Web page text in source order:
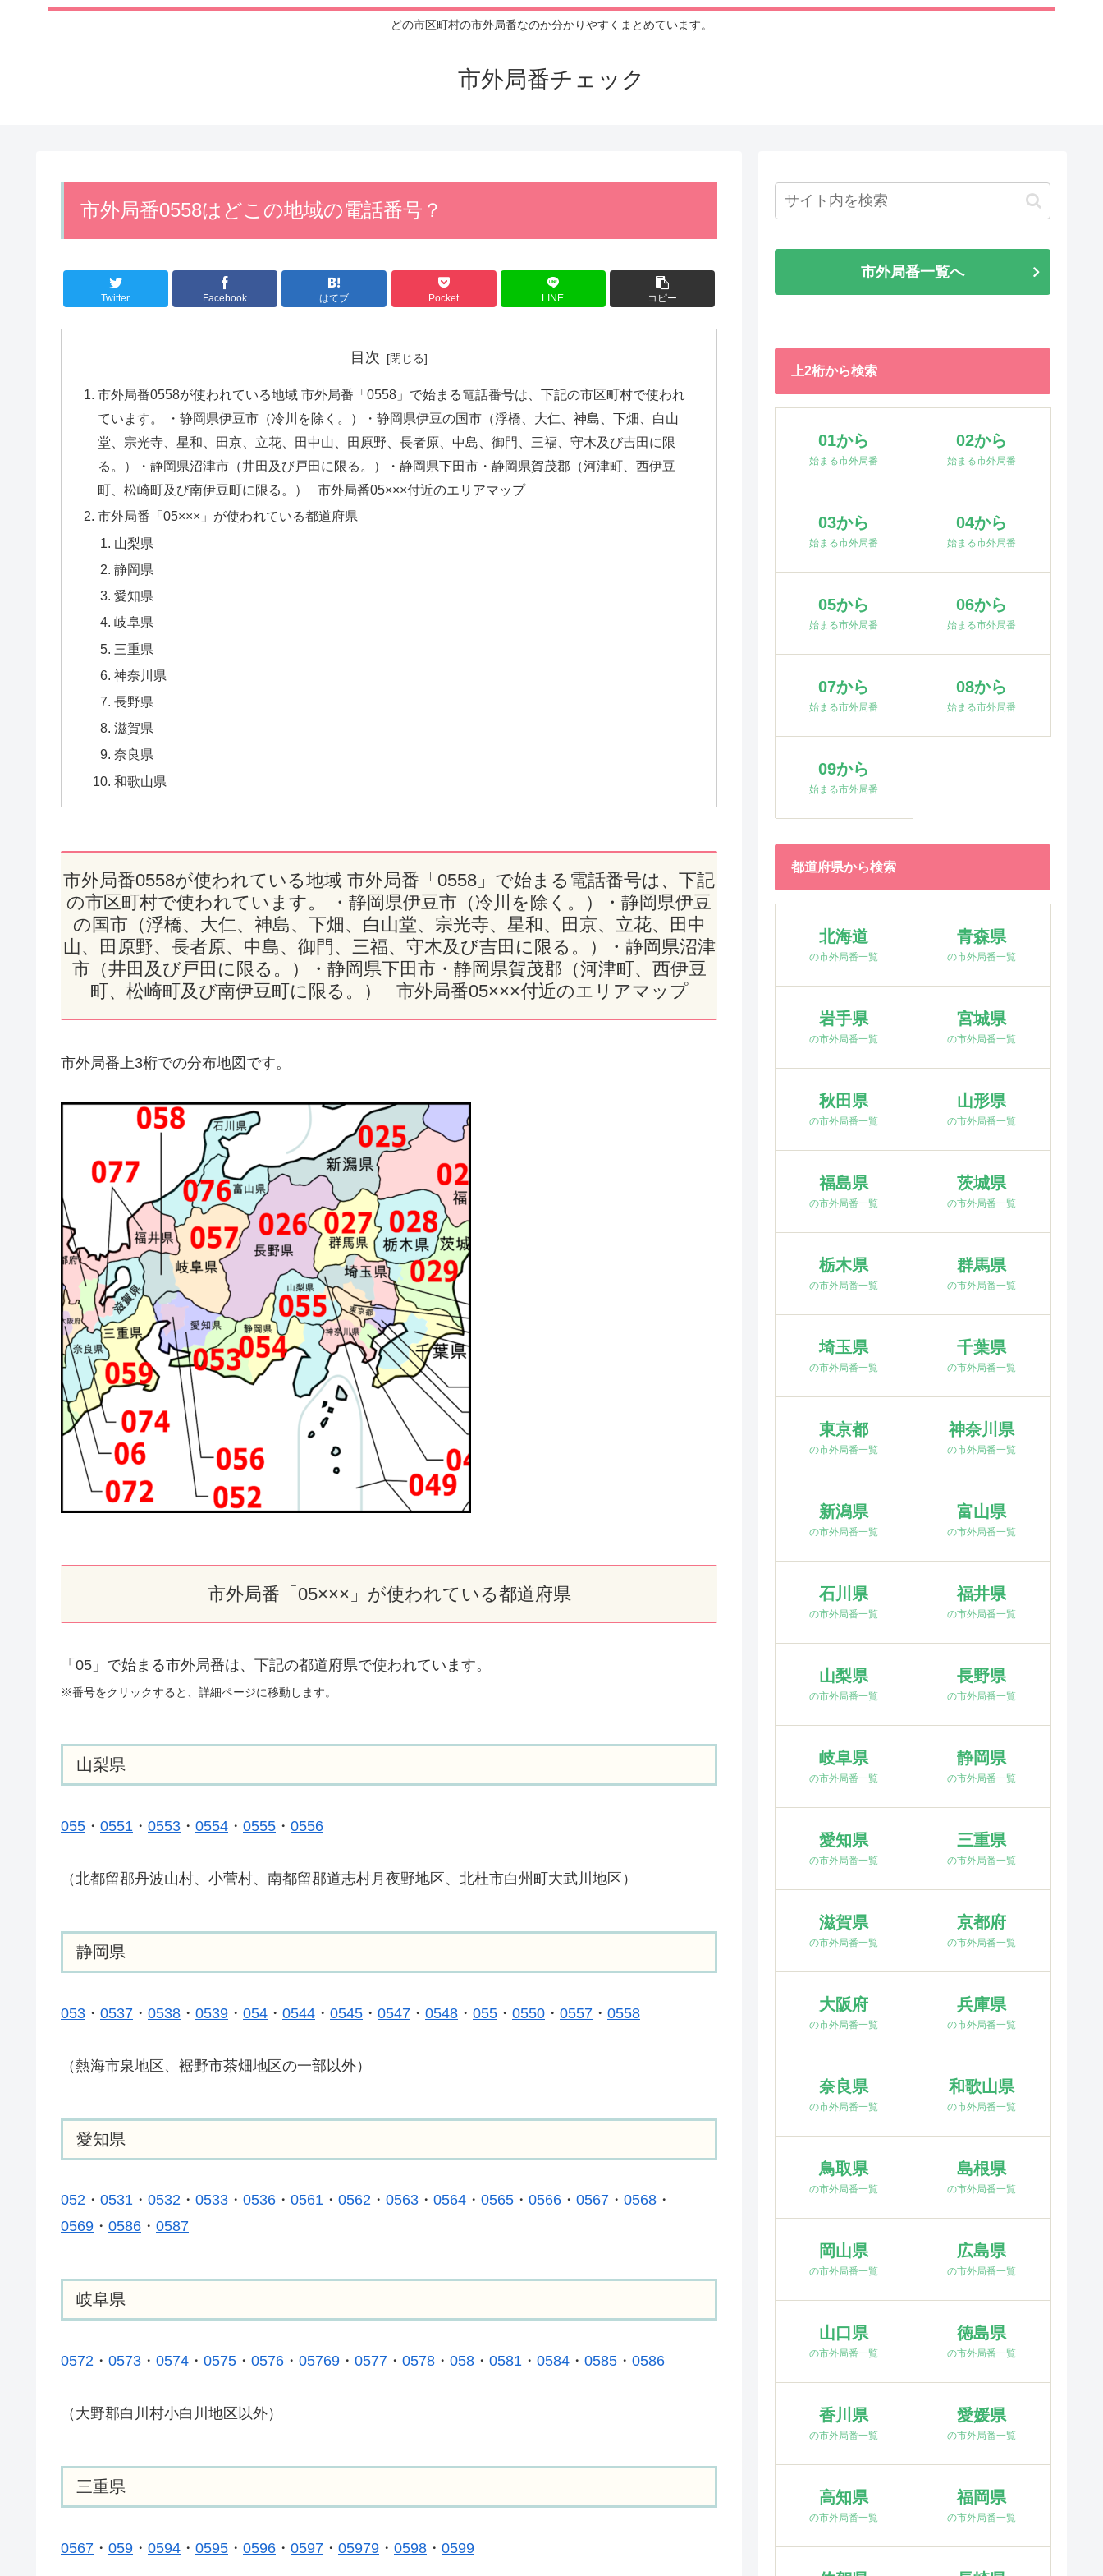
どの市区町村の市外局番なのか分かりやすくまとめています。
市外局番チェック
市外局番0558はどこの地域の電話番号？
Twitter Facebook はてブ Pocket LINE コピー
目次
市外局番0558が使われている地域 市外局番「0558」で始まる電話番号は、下記の市区町村で使われ
ています。 ・静岡県伊豆市（冷川を除く。）・静岡県伊豆の国市（浮橋、大仁、神島、下畑、白山
堂、宗光寺、星和、田京、立花、田中山、田原野、長者原、中島、御門、三福、守木及び吉田に限
る。）・静岡県沼津市（井田及び戸田に限る。）・静岡県下田市・静岡県賀茂郡（河津町、西伊豆
町、松崎町及び南伊豆町に限る。） 市外局番05×××付近のエリアマップ
市外局番「05×××」が使われている都道府県
山梨県
静岡県
愛知県
岐阜県
三重県
神奈川県
長野県
滋賀県
奈良県
和歌山県
市外局番0558が使われている地域 市外局番「0558」で始まる電話番号は、下記
の市区町村で使われています。 ・静岡県伊豆市（冷川を除く。）・静岡県伊豆
の国市（浮橋、大仁、神島、下畑、白山堂、宗光寺、星和、田京、立花、田中
山、田原野、長者原、中島、御門、三福、守木及び吉田に限る。）・静岡県沼津
市（井田及び戸田に限る。）・静岡県下田市・静岡県賀茂郡（河津町、西伊豆
町、松崎町及び南伊豆町に限る。） 市外局番05×××付近のエリアマップ
市外局番上3桁での分布地図です。
市外局番「05×××」が使われている都道府県
「05」で始まる市外局番は、下記の都道府県で使われています。
※番号をクリックすると、詳細ページに移動します。
山梨県
055 ・ 0551 ・ 0553 ・ 0554 ・ 0555 ・ 0556
（北都留郡丹波山村、小菅村、南都留郡道志村月夜野地区、北杜市白州町大武川地区）
静岡県
053 ・ 0537 ・ 0538 ・ 0539 ・ 054 ・ 0544 ・ 0545 ・ 0547 ・ 0548 ・ 055 ・ 0550 ・ 0557 ・ 0558
（熱海市泉地区、裾野市茶畑地区の一部以外）
愛知県
052 ・ 0531 ・ 0532 ・ 0533 ・ 0536 ・ 0561 ・ 0562 ・ 0563 ・ 0564 ・ 0565 ・ 0566 ・ 0567 ・ 0568 ・
0569 ・ 0586 ・ 0587
岐阜県
0572 ・ 0573 ・ 0574 ・ 0575 ・ 0576 ・ 05769 ・ 0577 ・ 0578 ・ 058 ・ 0581 ・ 0584 ・ 0585 ・ 0586
（大野郡白川村小白川地区以外）
三重県
0567 ・ 059 ・ 0594 ・ 0595 ・ 0596 ・ 0597 ・ 05979 ・ 0598 ・ 0599
市外局番一覧へ
上2桁から検索
01から
始まる市外局番
02から
始まる市外局番
03から
始まる市外局番
04から
始まる市外局番
05から
始まる市外局番
06から
始まる市外局番
07から
始まる市外局番
08から
始まる市外局番
09から
始まる市外局番
都道府県から検索
北海道
の市外局番一覧
青森県
の市外局番一覧
岩手県
の市外局番一覧
宮城県
の市外局番一覧
秋田県
の市外局番一覧
山形県
の市外局番一覧
福島県
の市外局番一覧
茨城県
の市外局番一覧
栃木県
の市外局番一覧
群馬県
の市外局番一覧
埼玉県
の市外局番一覧
千葉県
の市外局番一覧
東京都
の市外局番一覧
神奈川県
の市外局番一覧
新潟県
の市外局番一覧
富山県
の市外局番一覧
石川県
の市外局番一覧
福井県
の市外局番一覧
山梨県
の市外局番一覧
長野県
の市外局番一覧
岐阜県
の市外局番一覧
静岡県
の市外局番一覧
愛知県
の市外局番一覧
三重県
の市外局番一覧
滋賀県
の市外局番一覧
京都府
の市外局番一覧
大阪府
の市外局番一覧
兵庫県
の市外局番一覧
奈良県
の市外局番一覧
和歌山県
の市外局番一覧
鳥取県
の市外局番一覧
島根県
の市外局番一覧
岡山県
の市外局番一覧
広島県
の市外局番一覧
山口県
の市外局番一覧
徳島県
の市外局番一覧
香川県
の市外局番一覧
愛媛県
の市外局番一覧
高知県
の市外局番一覧
福岡県
の市外局番一覧